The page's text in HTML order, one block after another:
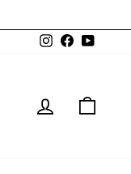
InstagramFacebook
Se